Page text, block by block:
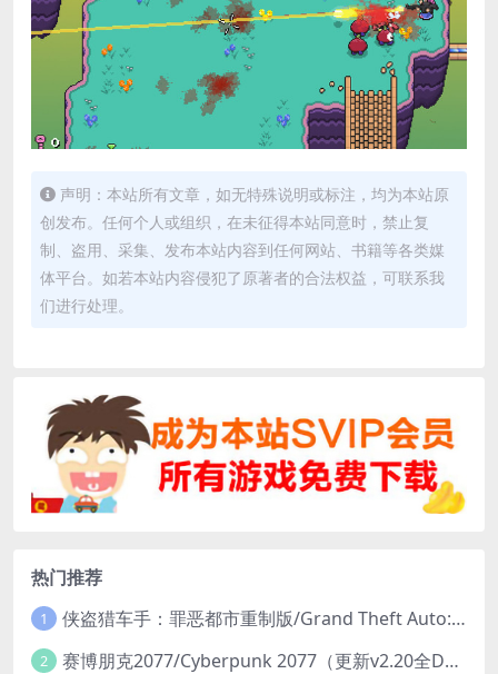
声明：本站所有文章，如无特殊说明或标注，均为本站原
创发布。任何个人或组织，在未征得本站同意时，禁止复
制、盗用、采集、发布本站内容到任何网站、书籍等各类媒
体平台。如若本站内容侵犯了原著者的合法权益，可联系我
们进行处理。
热门推荐
1 侠盗猎车手：罪恶都市重制版/Grand Theft Auto: Vice City – The Definitive Edition
2 赛博朋克2077/Cyberpunk 2077（更新v2.20全DLC）